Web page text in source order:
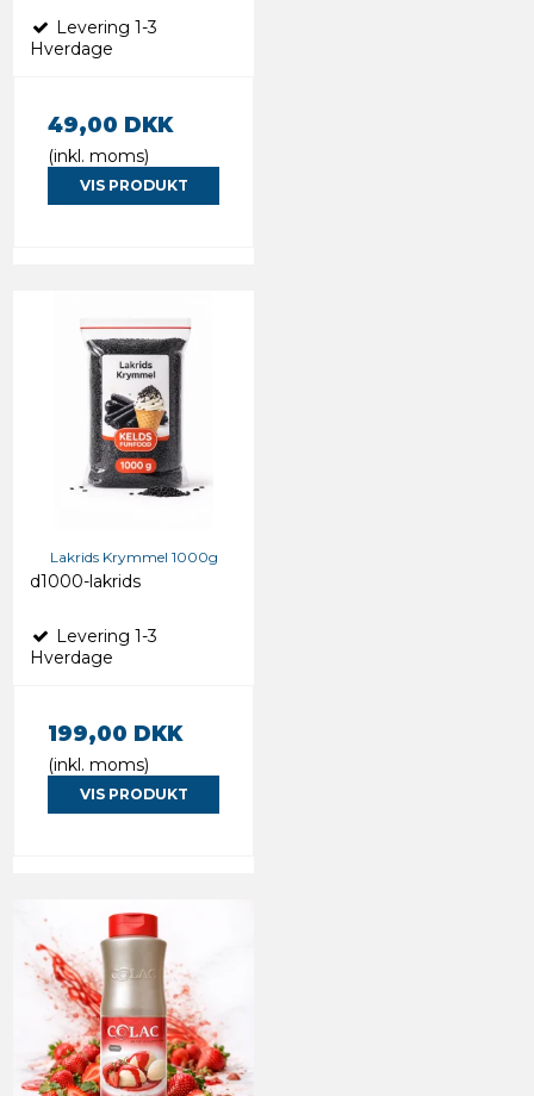
Levering 1-3
Hverdage
49,00 DKK
(inkl. moms)
VIS PRODUKT
Lakrids Krymmel 1000g
d1000-lakrids
Levering 1-3
Hverdage
199,00 DKK
(inkl. moms)
VIS PRODUKT